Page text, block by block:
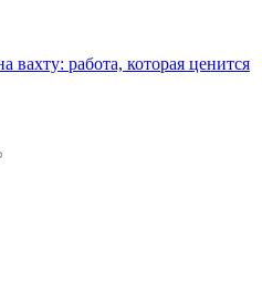
работа, которая ценится